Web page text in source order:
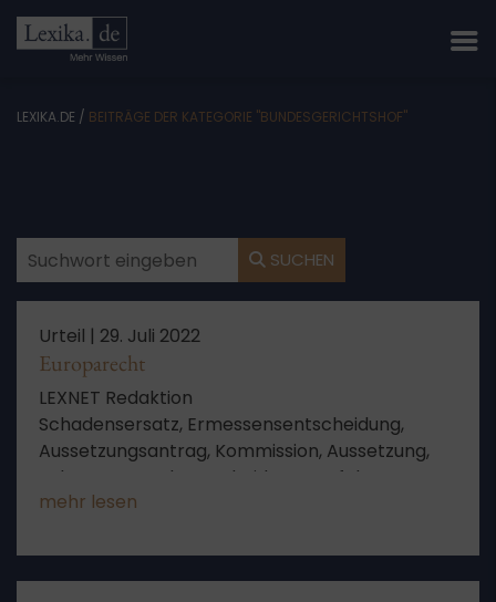
LEXIKA.DE / BEITRÄGE DER KATEGORIE "BUNDESGERICHTSHOF"
SUCHEN
Urteil | 29. Juli 2022
Europarecht
LEXNET Redaktion
Schadensersatz, Ermessensentscheidung,
Aussetzungsantrag, Kommission, Aussetzung,
Fahrzeug, Vorabentscheidungsverfahren,
Zeitpunkt, Beschwerde, Verfahren, Schriftsatz,
Rechtsstreits, erneute Entscheidung
mehr lesen